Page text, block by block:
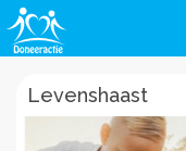
Levenshaast